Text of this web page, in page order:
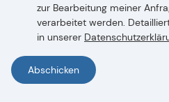
zur Bearbeitung meiner
verarbeitet werden.
in unserer
Abschicken